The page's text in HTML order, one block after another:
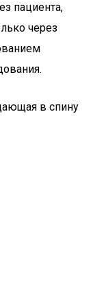
пациента,
через